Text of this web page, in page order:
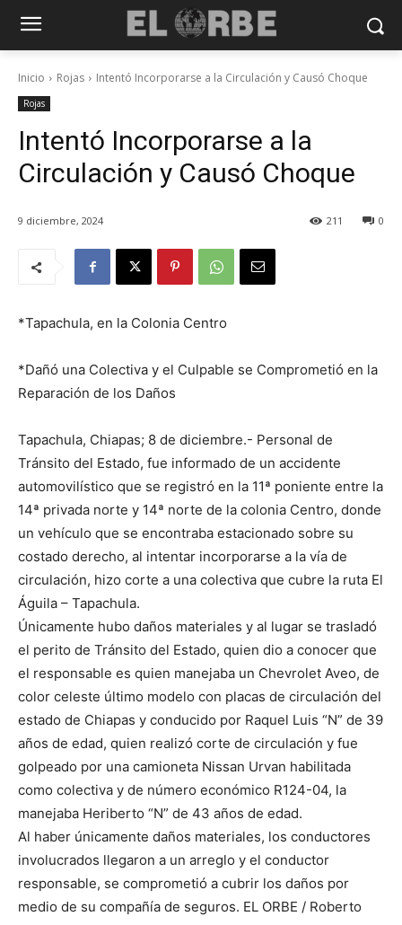
Inicio Rojas Intentó Incorporarse a la Circulación y Causó Choque
Rojas
Intentó Incorporarse a la
Circulación y Causó Choque
9 diciembre, 2024 0
211
*Tapachula, en la Colonia Centro
*Dañó una Colectiva y el Culpable se Comprometió en la
Reparación de los Daños
Tapachula, Chiapas; 8 de diciembre.- Personal de
Tránsito del Estado, fue informado de un accidente
automovilístico que se registró en la 11ª poniente entre la
14ª privada norte y 14ª norte de la colonia Centro, donde
un vehículo que se encontraba estacionado sobre su
costado derecho, al intentar incorporarse a la vía de
circulación, hizo corte a una colectiva que cubre la ruta El
Águila – Tapachula.
Únicamente hubo daños materiales y al lugar se trasladó
el perito de Tránsito del Estado, quien dio a conocer que
el responsable es quien manejaba un Chevrolet Aveo, de
color celeste último modelo con placas de circulación del
estado de Chiapas y conducido por Raquel Luis “N” de 39
años de edad, quien realizó corte de circulación y fue
golpeado por una camioneta Nissan Urvan habilitada
como colectiva y de número económico R124-04, la
manejaba Heriberto “N” de 43 años de edad.
Al haber únicamente daños materiales, los conductores
involucrados llegaron a un arreglo y el conductor
responsable, se comprometió a cubrir los daños por
medio de su compañía de seguros. EL ORBE / Roberto